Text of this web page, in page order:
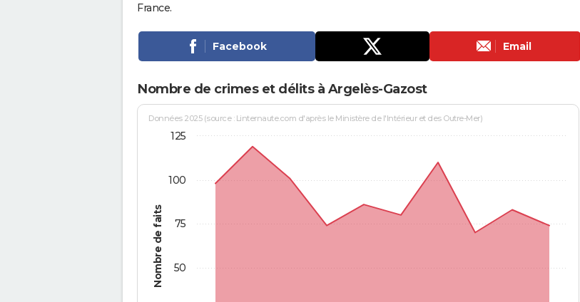
France.
Facebook Email
Nombre de crimes et délits à Argelès-Gazost
Nombre de faits
Données 2025 (source : Linternaute.com d'après le Ministère de l'Intérieur et des Outre-Mer)
50
75
100
125